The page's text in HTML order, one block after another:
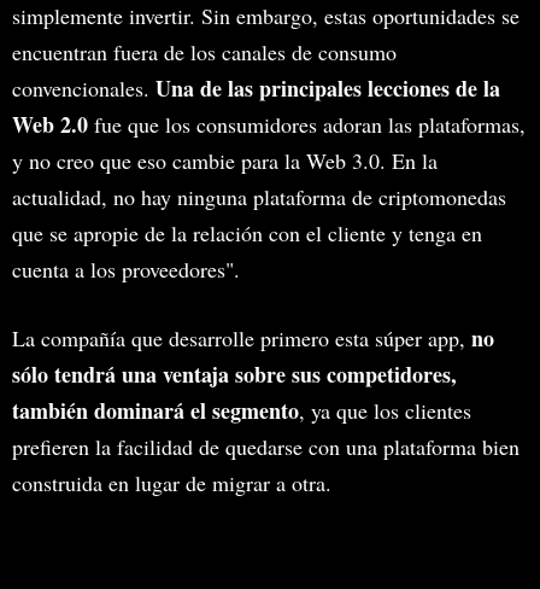
simplemente invertir. Sin embargo, estas oportunidades se
encuentran fuera de los canales de consumo
convencionales. Una de las principales lecciones de la
Web 2.0 fue que los consumidores adoran las plataformas,
y no creo que eso cambie para la Web 3.0. En la
actualidad, no hay ninguna plataforma de criptomonedas
que se apropie de la relación con el cliente y tenga en
cuenta a los proveedores".
La compañía que desarrolle primero esta súper app, no
sólo tendrá una ventaja sobre sus competidores,
también dominará el segmento, ya que los clientes
prefieren la facilidad de quedarse con una plataforma bien
construida en lugar de migrar a otra.